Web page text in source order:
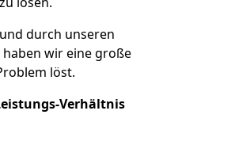
durch unseren
haben wir eine große
löst.
Verhältnis